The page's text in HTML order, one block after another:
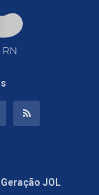
Geração JOL